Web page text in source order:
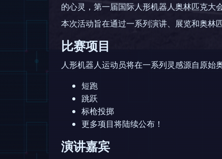
的心灵，第一届国际人形机器人奥林匹克大
本次活动旨在通过一系列演讲、展览和奥林
比赛项目
人形机器人运动员将在一系列灵感源自原始
短跑
跳跃
标枪投掷
更多项目将陆续公布！
演讲嘉宾